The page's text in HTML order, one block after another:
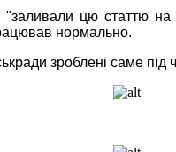
цю статтю на
нормально.
зроблені саме